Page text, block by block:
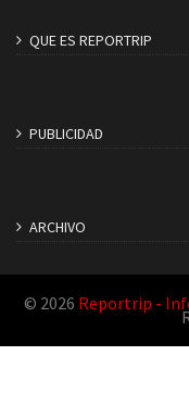
QUE ES REPORTRIP
PUBLICIDAD
ARCHIVO
© 2026 Reportrip -